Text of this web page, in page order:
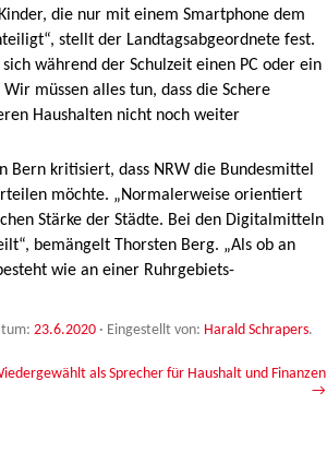
die nur mit einem Smartphone dem
stellt der Landtagsabgeordnete fest.
während der Schulzeit einen PC oder ein
müssen alles tun, dass die Schere
Haushalten nicht noch weiter
kritisiert, dass NRW die Bundesmittel
möchte. „Normalerweise orientiert
Stärke der Städte. Bei den Digitalmitteln
bemängelt Thorsten Berg. „Als ob an
wie an einer Ruhrgebiets-
23.6.2020 · Eingestellt von: Harald Schrapers.
als Sprecher für Haushalt und Finanzen
→